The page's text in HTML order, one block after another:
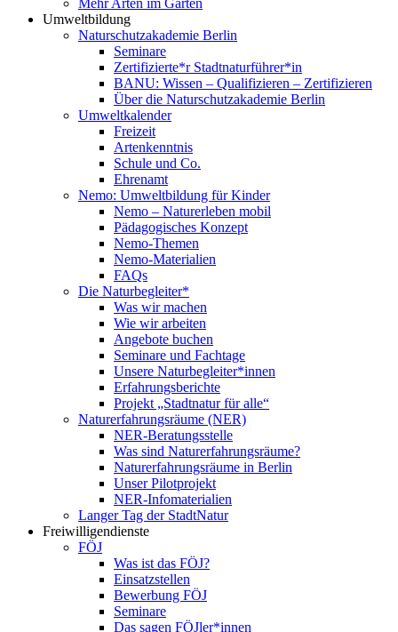
Mehr Arten im Garten
Umweltbildung
Naturschutzakademie Berlin
Seminare
Zertifizierte*r Stadtnaturführer*in
BANU: Wissen – Qualifizieren – Zertifizieren
Über die Naturschutzakademie Berlin
Umweltkalender
Freizeit
Artenkenntnis
Schule und Co.
Ehrenamt
Nemo: Umweltbildung für Kinder
Nemo – Naturerleben mobil
Pädagogisches Konzept
Nemo-Themen
Nemo-Materialien
FAQs
Die Naturbegleiter*
Was wir machen
Wie wir arbeiten
Angebote buchen
Seminare und Fachtage
Unsere Naturbegleiter*innen
Erfahrungsberichte
Projekt „Stadtnatur für alle“
Naturerfahrungsräume (NER)
NER-Beratungsstelle
Was sind Naturerfahrungsräume?
Naturerfahrungsräume in Berlin
Unser Pilotprojekt
NER-Infomaterialien
Langer Tag der StadtNatur
Freiwilligendienste
FÖJ
Was ist das FÖJ?
Einsatzstellen
Bewerbung FÖJ
Seminare
Das sagen FÖJler*innen